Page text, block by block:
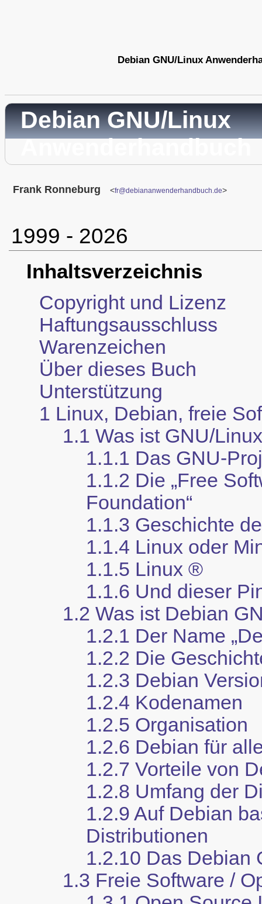
Debian GNU/Linux
Debian GNU/Linux
Anwenderhandbuch
Frank Ronneburg <fr@debiananwenderhandbuch.de>
1999 - 2026
Inhaltsverzeichnis
Copyright und Lizenz
Haftungsausschluss
Warenzeichen
Über dieses Buch
Unterstützung
1 Linux, Debian, freie
1.1 Was ist GNU/
1.1.1 Das GNU-
1.1.2 Die „Free
Foundation“
1.1.3 Geschichte
1.1.4 Linux oder
1.1.5 Linux ®
1.1.6 Und dieser
1.2 Was ist Debian
1.2.1 Der Name „
1.2.2 Die
1.2.3 Debian
1.2.4 Kodenamen
1.2.5 Organisation
1.2.6 Debian für
1.2.7 Vorteile von
1.2.8 Umfang der
1.2.9 Auf Debian
Distributionen
1.2.10 Das Debian
1.3 Freie Software /